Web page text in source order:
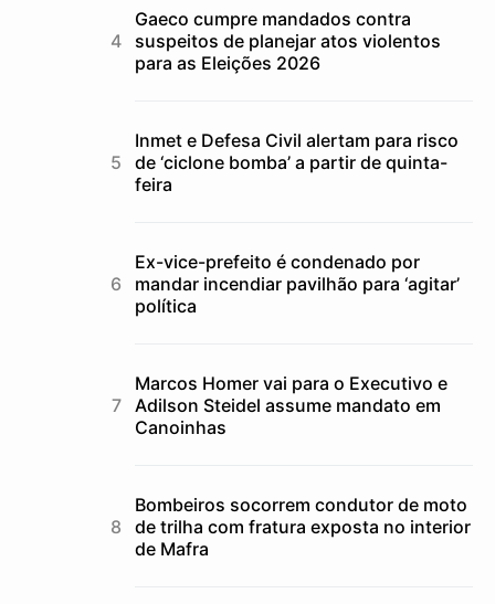
Gaeco cumpre mandados contra
suspeitos de planejar atos violentos
para as Eleições 2026
Inmet e Defesa Civil alertam para risco
de ‘ciclone bomba’ a partir de quinta-
feira
Ex-vice-prefeito é condenado por
mandar incendiar pavilhão para ‘agitar’
política
Marcos Homer vai para o Executivo e
Adilson Steidel assume mandato em
Canoinhas
Bombeiros socorrem condutor de moto
de trilha com fratura exposta no interior
de Mafra